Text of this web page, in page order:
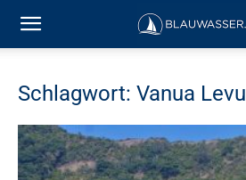
Schlagwort: Vanua Levu